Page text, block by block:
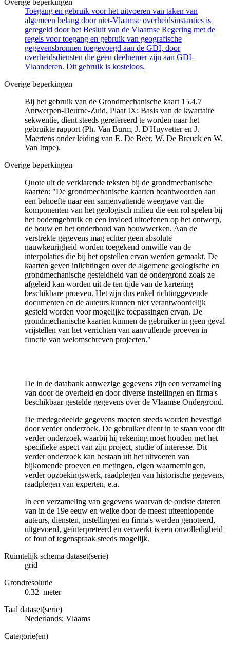
Toegang en gebruik voor het uitvoeren van taken van
algemeen belang door niet-Vlaamse overheidsinstanties is
geregeld door het Besluit van de Vlaamse Regering met de
regels voor toegang en gebruik van geografische
gegevensbronnen toegevoegd aan de GDI, door
overheidsdiensten die geen deelnemer zijn aan GDI-
Vlaanderen. Dit gebruik is kosteloos.
Overige beperkingen
Bij het gebruik van de Grondmechanische kaart 15.4.7
Antwerpen-Deurne-Zuid, Plaat IX: Basis van de kwartaire
sekwentie, dient steeds gerefereerd te worden naar het
gebruikte rapport (Ph. Van Burm, J. D'Huyvetter en J.
Maertens onder leiding van E. De Beer, W. De Breuck en W.
Van Impe).
Overige beperkingen
Quote uit de verklarende teksten bij de grondmechanische
kaarten: "De grondmechanische kaarten beantwoorden aan
een behoefte naar een samenvattende weergave van die
komponenten van het geologisch milieu die een rol spelen bij
het bodemgebruik en een invloed uitoefenen op het ontwerp,
de bouw en het onderhoud van bouwwerken. Aan de
verstrekte gegevens mag echter geen absolute
nauwkeurigheid worden toegekend omwille van de
interpolaties die bij het opstellen ervan werden gemaakt. De
kaarten geven inlichtingen over de algemene geologische en
grondmechanische gesteldheid van de ondergrond zoals ze
afgeleid kan worden uit de ten tijde van de kartering
beschikbare proeven. Het zijn dus enkel richtinggevende
documenten en de auteurs kunnen niet verantwoordelijk
gesteld worden voor mogelijke toepassingen ervan. De
grondmechanische kaarten kunnen de gebruiker in geen geval
vrijstellen van het verrichten van aanvullende proeven in
functie van welomschreven projecten."
De in de databank aanwezige gegevens zijn een verzameling
van door de overheid en door diverse instellingen en firma's
beschikbaar gestelde gegevens over de Vlaamse Ondergrond.
De medegedeelde gegevens moeten steeds worden bevestigd
door verder onderzoek. De gebruiker dient in te staan voor dit
verder onderzoek waarbij hij rekening moet houden met het
specifieke aspect van zijn project, studie of interesse. Dit
verder onderzoek kan bestaan uit het uitvoeren van
bijkomende proeven en metingen, eigen waarnemingen,
verder opzoekingswerk, raadplegen van historische gegevens,
raadplegen van experten, e.a.
In een verzameling van gegevens waarvan de oudste dateren
van in de 19e eeuw en welke door de meest uiteenlopende
auteurs, diensten, instellingen en firma's werden genoteerd,
uitgevoerd, geïnterpreteerd en verwerkt is een onvolledigheid
of fout of tegenspraak steeds mogelijk.
Ruimtelijk schema dataset(serie)
grid
Grondresolutie
0.32 meter
Taal dataset(serie)
Nederlands; Vlaams
Categorie(en)